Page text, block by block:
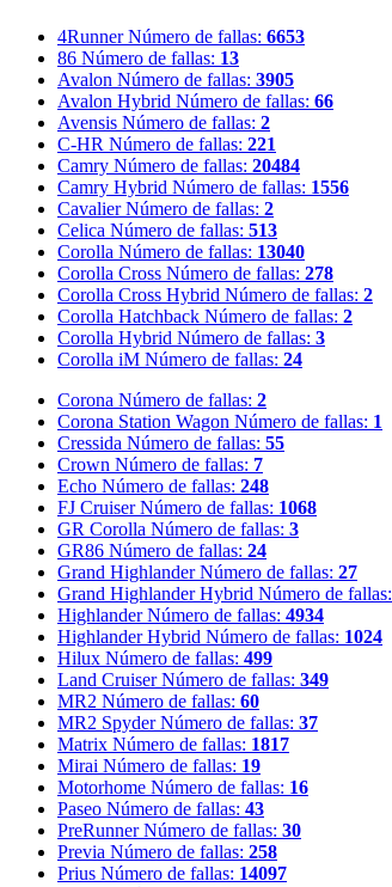
4Runner Número de fallas: 6653
86 Número de fallas: 13
Avalon Número de fallas: 3905
Avalon Hybrid Número de fallas: 66
Avensis Número de fallas: 2
C-HR Número de fallas: 221
Camry Número de fallas: 20484
Camry Hybrid Número de fallas: 1556
Cavalier Número de fallas: 2
Celica Número de fallas: 513
Corolla Número de fallas: 13040
Corolla Cross Número de fallas: 278
Corolla Cross Hybrid Número de fallas: 2
Corolla Hatchback Número de fallas: 2
Corolla Hybrid Número de fallas: 3
Corolla iM Número de fallas: 24
Corona Número de fallas: 2
Corona Station Wagon Número de fallas: 1
Cressida Número de fallas: 55
Crown Número de fallas: 7
Echo Número de fallas: 248
FJ Cruiser Número de fallas: 1068
GR Corolla Número de fallas: 3
GR86 Número de fallas: 24
Grand Highlander Número de fallas: 27
Grand Highlander Hybrid Número de fallas:
Highlander Número de fallas: 4934
Highlander Hybrid Número de fallas: 1024
Hilux Número de fallas: 499
Land Cruiser Número de fallas: 349
MR2 Número de fallas: 60
MR2 Spyder Número de fallas: 37
Matrix Número de fallas: 1817
Mirai Número de fallas: 19
Motorhome Número de fallas: 16
Paseo Número de fallas: 43
PreRunner Número de fallas: 30
Previa Número de fallas: 258
Prius Número de fallas: 14097